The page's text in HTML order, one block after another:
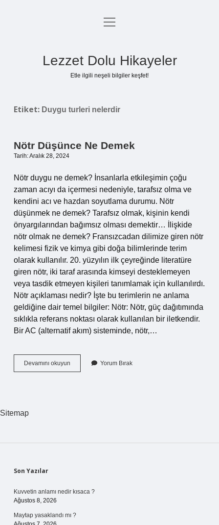
Anasayfa
menüyü
Lezzet Dolu Hikayeler
Etle ilgili neşeli bilgiler keşfet!
Etiket: Duygu turleri nelerdir
Nötr Düşünce Ne Demek
Tarih: Aralık 28, 2024
Nötr duygu ne demek? İnsanlarla etkileşimin çoğu
zaman acıyı da içermesi nedeniyle, tarafsız olma ve
kendini acı ve hazdan soyutlama durumu. Nötr
düşünmek ne demek? Tarafsız olmak, kişinin kendi
önyargılarından bağımsız olması demektir… İlişkide
nötr olmak ne demek? Fransızcadan dilimize giren nötr
kelimesi fizik ve kimya gibi doğa bilimlerinde terim
olarak kullanılır. 20. yüzyılın ilk çeyreğinde literatüre
giren nötr, iki taraf arasında kimseyi desteklemeyen
veya tasdik etmeyen kişileri tanımlamak için kullanılırdı.
Nötr açıklaması nedir? İşte bu terimlerin ne anlama
geldiğine dair temel bilgiler: Nötr: Nötr, güç dağıtımında
sıklıkla referans noktası olarak kullanılan bir iletkendir.
Bir AC (alternatif akım) sisteminde, nötr,…
Devamını okuyun
Düşünce
Yorum Bırak
Sitemap
Sidebar
Son Yazılar
Kuvvetin anlamı nedir kısaca ?
Ağustos 8, 2026
Maytap yasaklandı mı ?